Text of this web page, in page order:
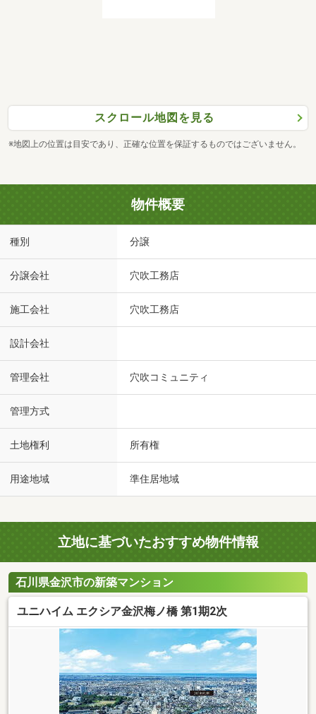
スクロール地図を見る
※地図上の位置は目安であり、正確な位置を保証するものではございません。
物件概要
種別 分譲
分譲会社 穴吹工務店
施工会社 穴吹工務店
設計会社
管理会社 穴吹コミュニティ
管理方式
土地権利 所有権
用途地域 準住居地域
立地に基づいたおすすめ物件情報
石川県金沢市の新築マンション
ユニハイム エクシア金沢梅ノ橋 第1期2次